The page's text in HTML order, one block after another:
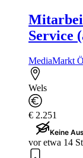
Service
MediaMarkt
Wels
€ 2.251
Keine
vor etwa 14